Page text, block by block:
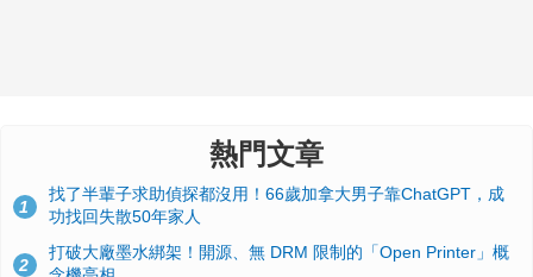
熱門文章
1
找了半輩子求助偵探都沒用！66歲加拿大男子靠ChatGPT，成
功找回失散50年家人
2
打破大廠墨水綁架！開源、無 DRM 限制的「Open Printer」概